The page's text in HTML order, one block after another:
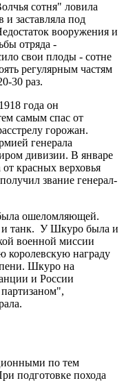
сотня" ловила
и заставляла под
вооружения и
отряда -
свои плоды - сотне
регулярным частям
30 раз.
года он
самым спас от
горожан.
генерала
дивизии. В январе
красных верховья
звание генерал-
ошеломляющей.
и танк. У Шкуро была и
военной миссии
королевскую награду
Шкуро на
и России
по тем
подготовке похода